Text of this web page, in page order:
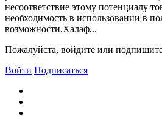
несоответствие этому потенциалу
необходимость в использовании в
возможности.Халаф...
Пожалуйста, войдите или
Войти Подписаться